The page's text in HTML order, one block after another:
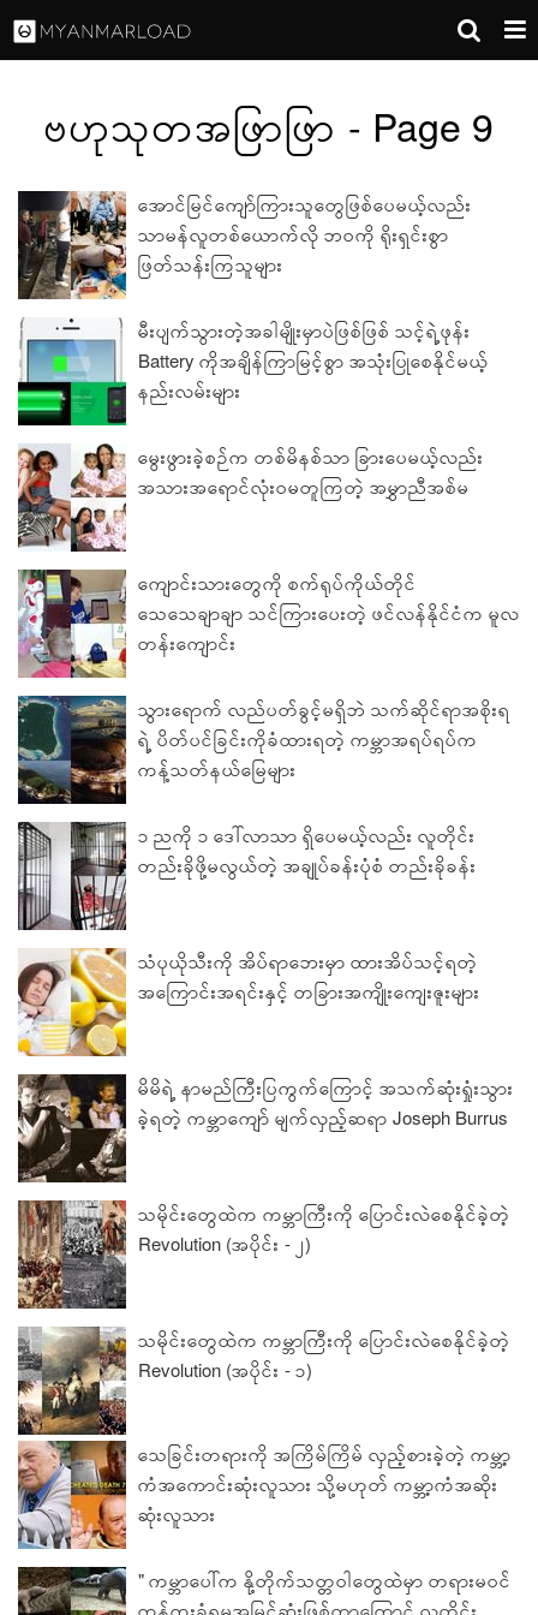
ဗဟုသုတအဖြာဖြာ - Page 9
အောင်မြင်ကျော်ကြားသူတွေဖြစ်ပေမယ့်လည်း
သာမန်လူတစ်ယောက်လို ဘ၀ကို ရိုးရှင်းစွာ
ဖြတ်သန်းကြသူများ
မီးပျက်သွားတဲ့အခါမျိုးမှာပဲဖြစ်ဖြစ် သင့်ရဲ့ဖုန်း
Battery ကိုအချိန်ကြာမြင့်စွာ အသုံးပြုစေနိုင်မယ့်
နည်းလမ်းများ
မွေးဖွားခဲ့စဉ်က တစ်မိနစ်သာ ခြားပေမယ့်လည်း
အသားအရောင်‌လုံး၀မတူကြတဲ့ အမွှာညီအစ်မ
ကျောင်းသားတွေကို စက်ရုပ်ကိုယ်တိုင်
သေသေချာချာ သင်ကြားပေးတဲ့ ဖင်လန်နိုင်ငံက မူလ
တန်းကျောင်း
သွားရောက် လည်ပတ်ခွင့်မရှိဘဲ သက်ဆိုင်ရာအစိုးရ
ရဲ့ ပိတ်ပင်ခြင်းကိုခံထားရတဲ့ ကမ္ဘာအရပ်ရပ်က
ကန့်သတ်နယ်မြေများ
၁ ညကို ၁ ဒေါ်လာသာ ရှိပေမယ့်လည်း လူတိုင်း
တည်းခိုဖို့မလွယ်တဲ့ အချုပ်ခန်းပုံစံ တည်းခိုခန်း
သံပုယိုသီးကို အိပ်ရာဘေးမှာ ထားအိပ်သင့်ရတဲ့
အကြောင်းအရင်းနှင့် တခြားအကျိုးကျေးဇူးများ
မိမိရဲ့ နာမည်ကြီးပြကွက်ကြောင့် အသက်ဆုံးရှုံးသွား
ခဲ့ရတဲ့ ကမ္ဘာကျော် မျက်လှည့်ဆရာ Joseph Burrus
သမိုင်းတွေထဲက ကမ္ဘာကြီးကို ပြောင်းလဲစေနိုင်ခဲ့တဲ့
Revolution (အပိုင်း - ၂)
သမိုင်းတွေထဲက ကမ္ဘာကြီးကို ပြောင်းလဲစေနိုင်ခဲ့တဲ့
Revolution (အပိုင်း - ၁)
သေခြင်းတရားကို အကြိမ်ကြိမ် လှည့်စားခဲ့တဲ့ ကမ္ဘာ့
ကံအကောင်းဆုံးလူသား သို့မဟုတ် ကမ္ဘာ့ကံအဆိုး
ဆုံးလူသား
" ကမ္ဘာပေါ်က နို့တိုက်သတ္တဝါတွေထဲမှာ တရားမ၀င်
ကုန်ကူးခံရမှုအမြင့်ဆုံးဖြစ်တာကြောင့် လူတိုင်း